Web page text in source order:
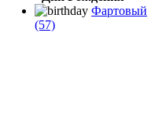
Фартовый
(57)